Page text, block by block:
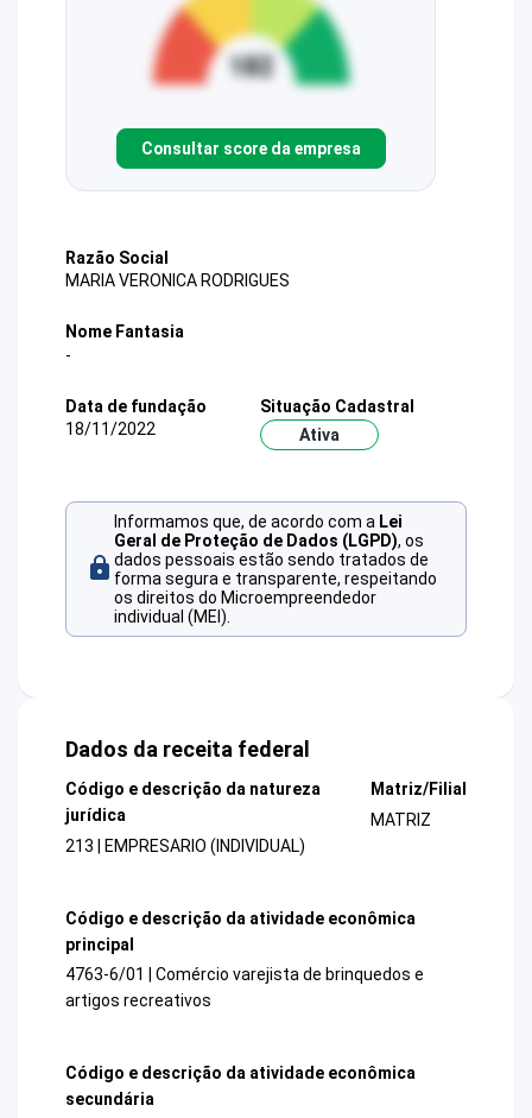
Consultar score da empresa
Razão Social
MARIA VERONICA RODRIGUES
Nome Fantasia
-
Data de fundação
18/11/2022
Situação Cadastral
Ativa
Informamos que, de acordo com a Lei
Geral de Proteção de Dados (LGPD), os
dados pessoais estão sendo tratados de
forma segura e transparente, respeitando
os direitos do Microempreendedor
individual (MEI).
Dados da receita federal
Código e descrição da natureza
jurídica
213 | EMPRESARIO (INDIVIDUAL)
Matriz/Filial
MATRIZ
Código e descrição da atividade econômica
principal
4763-6/01 | Comércio varejista de brinquedos e
artigos recreativos
Código e descrição da atividade econômica
secundária